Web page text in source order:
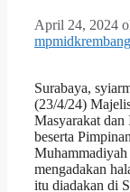
April 24, 2024
Surabaya,
(23/4/24)
Masyarakat
beserta
mengadakan
itu diadakan di